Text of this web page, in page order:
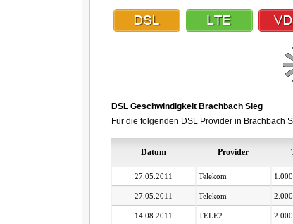
DSL Geschwindigkeit Brachbach Sieg
Für die folgenden DSL Provider in Brachbach
Datum Provider
27.05.2011 Telekom 1.000
27.05.2011 Telekom 2.000
14.08.2011 TELE2 2.000